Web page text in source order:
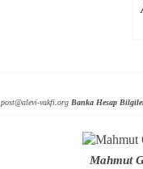
post@alevi-vakfi.org Banka Hesap
Mahmut